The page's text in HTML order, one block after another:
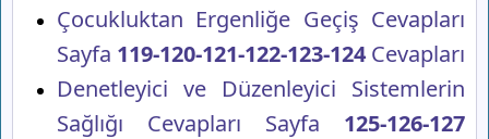
Çocukluktan Ergenliğe Geçiş Cevapları
Sayfa 119-120-121-122-123-124 Cevapları
Denetleyici ve Düzenleyici Sistemlerin
Sağlığı Cevapları Sayfa 125-126-127